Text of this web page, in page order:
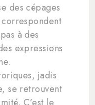
des cépages
à des
expressions
jadis
se retrouvent